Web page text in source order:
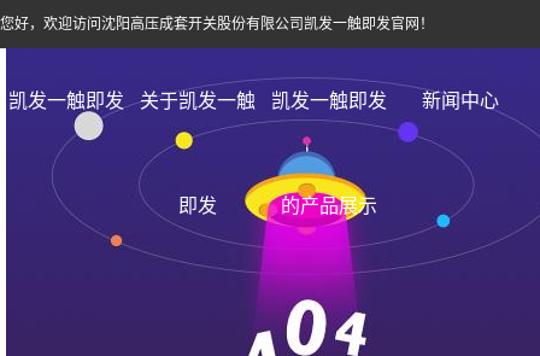
您好，欢迎访问沈阳高压成套开关股份有限公司凯发一触即发官网！
凯发一触即发 关于凯发一触
即发
凯发一触即发
的产品展示
新闻中心